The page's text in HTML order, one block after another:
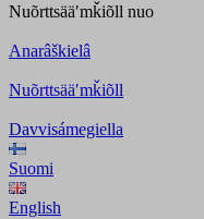
Nuõrttsääʹmǩiõll nuo
Anarâškielâ
Nuõrttsääʹmǩiõll
Davvisámegiella
Suomi
English